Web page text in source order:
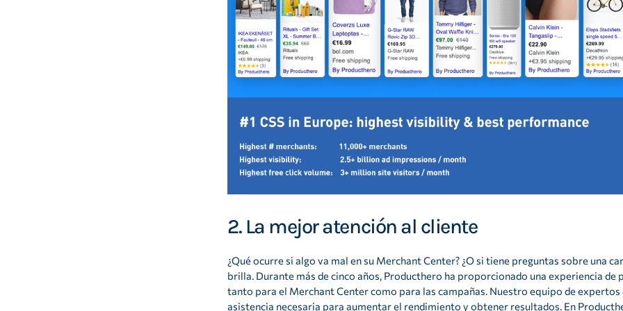
2. La mejor atención al cliente
¿Qué ocurre si algo va mal en su Merchant Center? ¿O si tiene preguntas sobre una
brilla. Durante más de cinco años, Producthero ha proporcionado una experiencia
tanto para el Merchant Center como para las campañas. Nuestro equipo de
asistencia necesaria para aumentar el rendimiento y obtener resultados. En